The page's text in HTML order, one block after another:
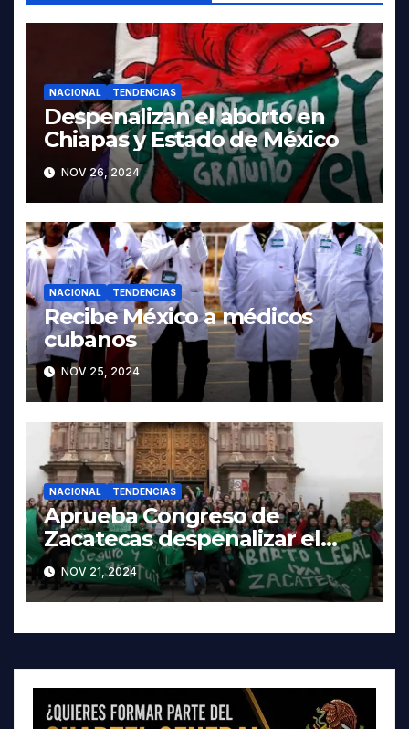
NACIONAL TENDENCIAS
Despenalizan el aborto en
Chiapas y Estado de México
NOV 26, 2024
NACIONAL TENDENCIAS
Recibe México a médicos
cubanos
NOV 25, 2024
NACIONAL TENDENCIAS
Aprueba Congreso de
Zacatecas despenalizar el
aborto
NOV 21, 2024